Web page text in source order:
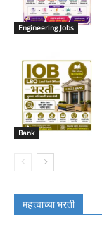
Engineering Jobs
Bank
महत्त्वाच्या भरती